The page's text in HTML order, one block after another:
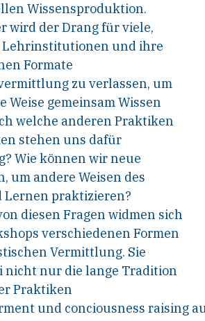
Wissensproduktion.
wird der Drang für viele,
und ihre
Formate
zu verlassen, um
Weise gemeinsam Wissen
welche anderen Praktiken
stehen uns dafür
Wie können wir neue
um andere Weisen des
Lernen praktizieren?
diesen Fragen widmen sich
verschiedenen Formen
Vermittlung. Sie
nicht nur die lange Tradition
Praktiken
und conciousness raising